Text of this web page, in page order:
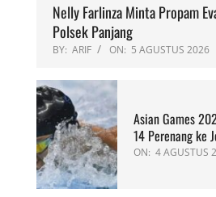
Nelly Farlinza Minta Propam
Polsek Panjang
BY: ARIF ON: 5 AGUSTUS 2026
Asian Games
14 Perenang ke
ON: 4 AGUSTUS